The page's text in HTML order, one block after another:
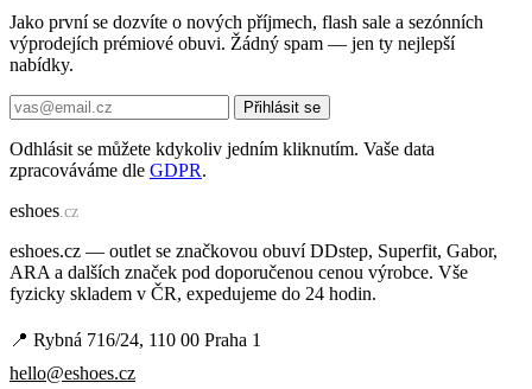
Jako první se dozvíte o nových příjmech, flash sale a sezónních
výprodejích prémiové obuvi. Žádný spam — jen ty nejlepší
nabídky.
Přihlásit se
Odhlásit se můžete kdykoliv jedním kliknutím. Vaše data
zpracováváme dle GDPR.
eshoes.cz
eshoes.cz — outlet se značkovou obuví DDstep, Superfit, Gabor,
ARA a dalších značek pod doporučenou cenou výrobce. Vše
fyzicky skladem v ČR, expedujeme do 24 hodin.
📍 Rybná 716/24, 110 00 Praha 1
hello@eshoes.cz